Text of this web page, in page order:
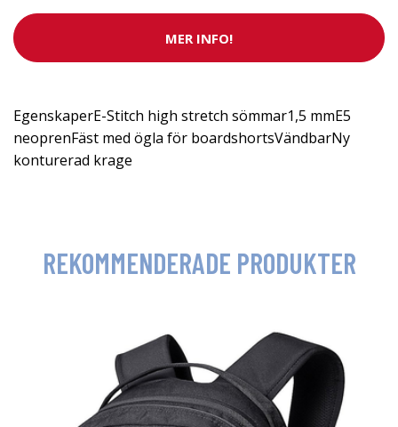
MER INFO!
EgenskaperE-Stitch high stretch sömmar1,5 mmE5
neoprenFäst med ögla för boardshortsVändbarNy
konturerad krage
REKOMMENDERADE PRODUKTER